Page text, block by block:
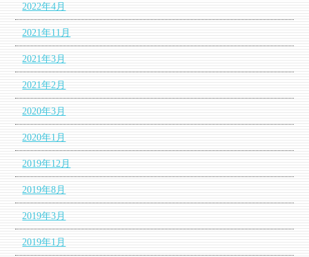
2022年4月
2021年11月
2021年3月
2021年2月
2020年3月
2020年1月
2019年12月
2019年8月
2019年3月
2019年1月